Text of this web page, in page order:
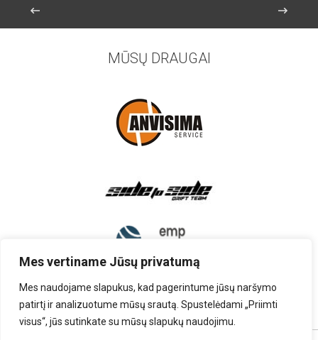
Mes vertiname Jūsų privatumą
Mes naudojame slapukus, kad pagerintume jūsų naršymo
patirtį ir analizuotume mūsų srautą. Spustelėdami „Priimti
visus“, jūs sutinkate su mūsų slapukų naudojimu.
MŪSŲ DRAUGAI